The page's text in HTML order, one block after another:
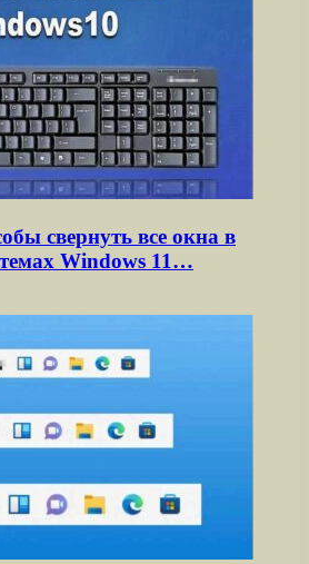
свернуть все окна в
Windows 11…